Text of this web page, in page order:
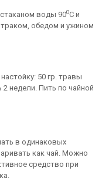
воды 900С и
обедом и ужином
50 гр. травы
2 недели. Пить по чайной
в одинаковых
как чай. Можно
средство при